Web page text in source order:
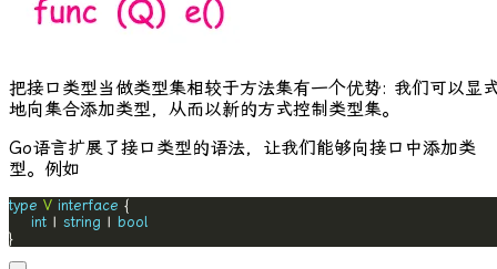
把接口类型当做类型集相较于方法集有一个优势: 我们可以显
地向集合添加类型，从而以新的方式控制类型集。
Go语言扩展了接口类型的语法，让我们能够向接口中添加类
型。例如
type V interface
int | string | bool
}